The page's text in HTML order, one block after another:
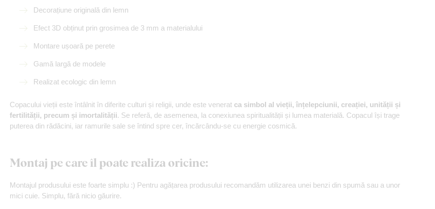
Decorațiune originală din lemn
Efect 3D obținut prin grosimea de 3 mm a materialului
Montare ușoară pe perete
Gamă largă de modele
Realizat ecologic din lemn
Copacului vieții este întâlnit în diferite culturi și religii, unde este venerat ca simbol al vieții, înțelepciunii, creației, unității și
fertilității, precum și imortalității. Se referă, de asemenea, la conexiunea spiritualității și lumea materială. Copacul își trage
puterea din rădăcini, iar ramurile sale se întind spre cer, încărcându-se cu energie cosmică.
Montaj pe care îl poate realiza oricine:
Montajul produsului este foarte simplu :) Pentru agățarea produsului recomandăm utilizarea unei benzi din spumă sau a unor
mici cuie. Simplu, fără nicio găurire.